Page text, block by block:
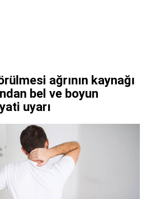
ağrının kaynağı
bel ve boyun
uyarı